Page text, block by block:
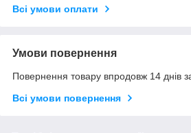
Всі умови оплати
Умови повернення
Повернення товару впродовж 14 днів
Всі умови повернення